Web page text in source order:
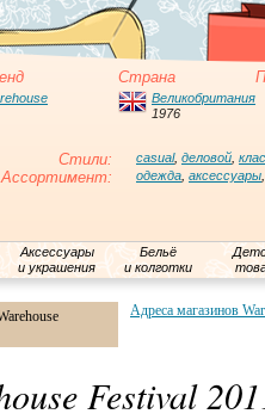
Страна
Великобритания
1976
Стили: casual, деловой
Ассортимент: одежда аксессуары
Аксессуары
и украшения
Бельё
и колготки
Адреса магазинов
Festival